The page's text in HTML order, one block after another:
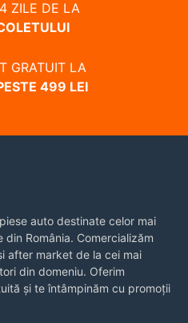
ZILE DE LA
GRATUIT LA
499 LEI
auto destinate celor mai
România. Comercializăm
after market de la cei mai
din domeniu. Oferim
și te întâmpinăm cu promoții